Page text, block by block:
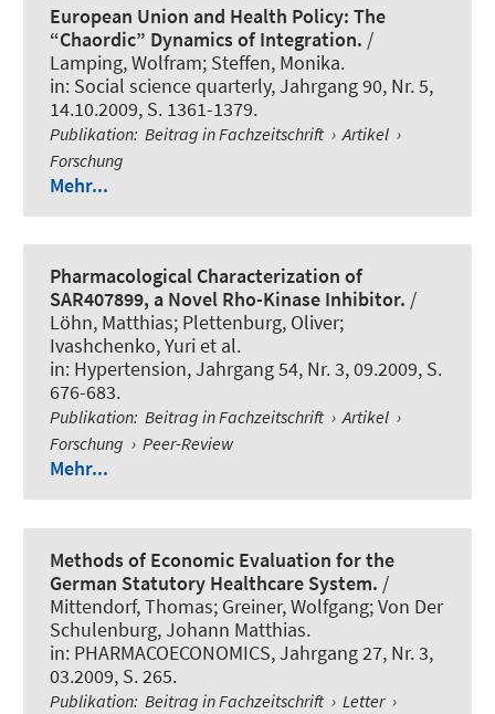
European Union and Health Policy: The
“Chaordic” Dynamics of Integration. /
Lamping, Wolfram; Steffen, Monika.
in: Social science quarterly, Jahrgang 90, Nr. 5,
14.10.2009, S. 1361-1379.
Publikation: Beitrag in Fachzeitschrift › Artikel ›
Forschung
Mehr...
Pharmacological Characterization of
SAR407899, a Novel Rho-Kinase Inhibitor. /
Löhn, Matthias; Plettenburg, Oliver;
Ivashchenko, Yuri et al.
in: Hypertension, Jahrgang 54, Nr. 3, 09.2009, S.
676-683.
Publikation: Beitrag in Fachzeitschrift › Artikel ›
Forschung › Peer-Review
Mehr...
Methods of Economic Evaluation for the
German Statutory Healthcare System. /
Mittendorf, Thomas; Greiner, Wolfgang; Von Der
Schulenburg, Johann Matthias.
in: PHARMACOECONOMICS, Jahrgang 27, Nr. 3,
03.2009, S. 265.
Publikation: Beitrag in Fachzeitschrift › Letter ›